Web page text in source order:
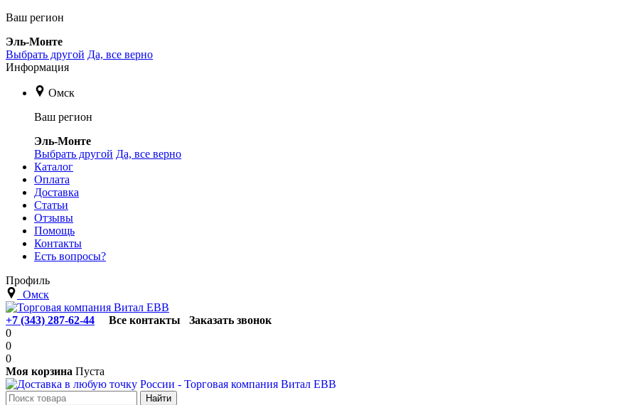
Ваш регион
Эль-Монте
Выбрать другой Да, все верно
Информация
Омск
Ваш регион
Эль-Монте
Выбрать другой Да, все верно
Каталог
Оплата
Доставка
Статьи
Отзывы
Помощь
Контакты
Есть вопросы?
Профиль
Омск
+7 (343) 287-62-44 Все контакты
Заказать звонок
0
0
0
Моя корзина Пуста